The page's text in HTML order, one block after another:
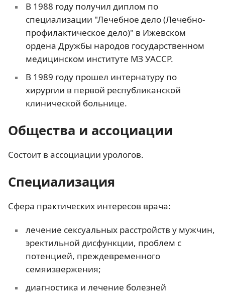
В 1988 году получил диплом по
специализации "Лечебное дело (Лечебно-
профилактическое дело)" в Ижевском
ордена Дружбы народов государственном
медицинском институте МЗ УАССР.
В 1989 году прошел интернатуру по
хирургии в первой республиканской
клинической больнице.
Общества и ассоциации
Состоит в ассоциации урологов.
Специализация
Сфера практических интересов врача:
лечение сексуальных расстройств у мужчин,
эректильной дисфункции, проблем с
потенцией, преждевременного
семяизвержения;
диагностика и лечение болезней